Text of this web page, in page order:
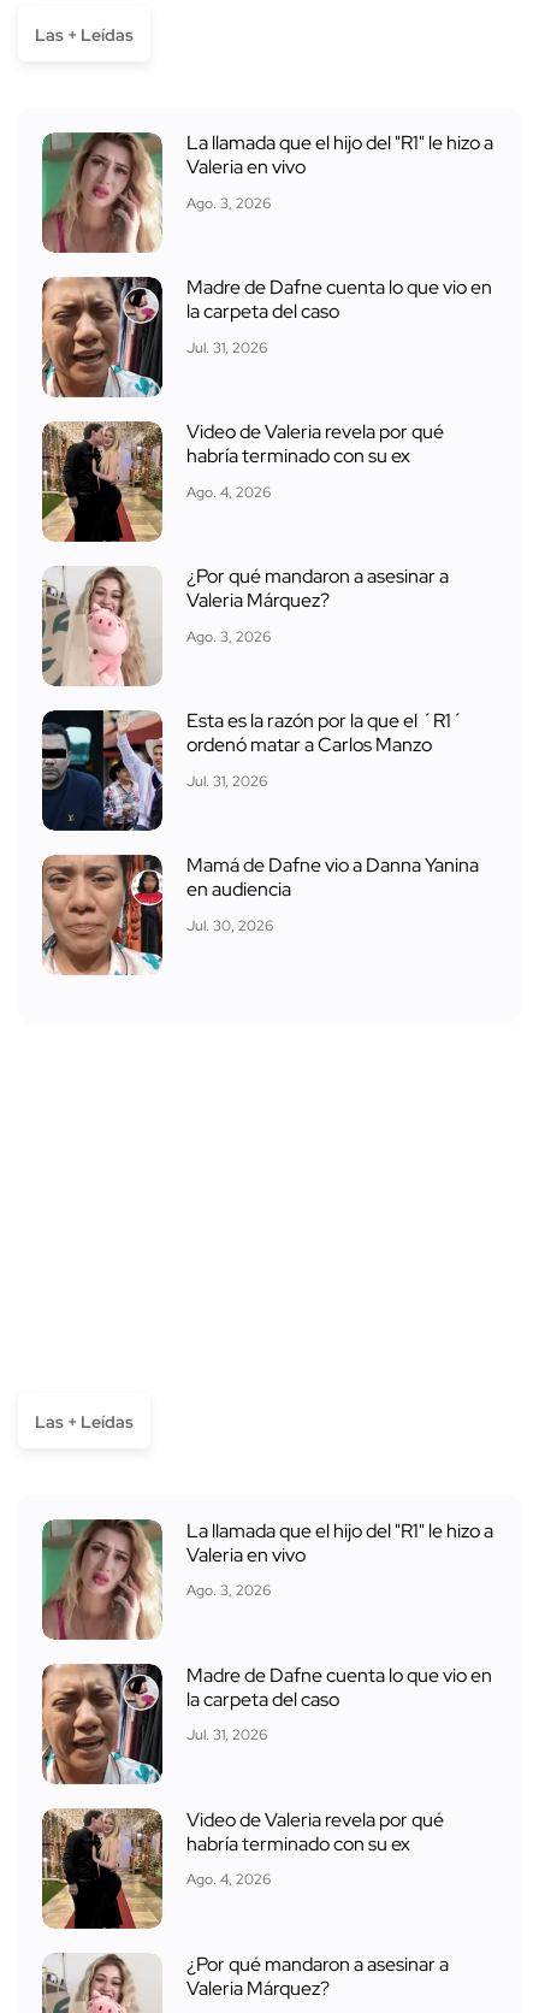
Las + Leídas
La llamada que el hijo del "R1" le hizo a
Valeria en vivo
Ago. 3, 2026
Madre de Dafne cuenta lo que vio en
la carpeta del caso
Jul. 31, 2026
Video de Valeria revela por qué
habría terminado con su ex
Ago. 4, 2026
¿Por qué mandaron a asesinar a
Valeria Márquez?
Ago. 3, 2026
Esta es la razón por la que el ´R1´
ordenó matar a Carlos Manzo
Jul. 31, 2026
Mamá de Dafne vio a Danna Yanina
en audiencia
Jul. 30, 2026
Las + Leídas
La llamada que el hijo del "R1" le hizo a
Valeria en vivo
Ago. 3, 2026
Madre de Dafne cuenta lo que vio en
la carpeta del caso
Jul. 31, 2026
Video de Valeria revela por qué
habría terminado con su ex
Ago. 4, 2026
¿Por qué mandaron a asesinar a
Valeria Márquez?